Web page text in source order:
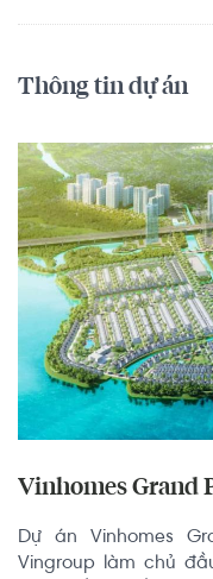
Thông tin dự án
Vinhomes Grand
Dự án Vinhomes
Vingroup làm chủ